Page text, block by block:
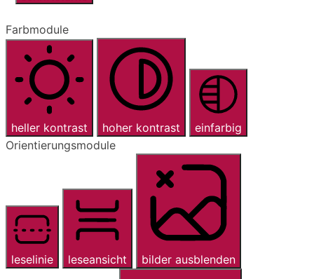
Farbmodule
heller kontrast hoher kontrast
einfarbig
Orientierungsmodule
leselinie leseansicht bilder ausblenden